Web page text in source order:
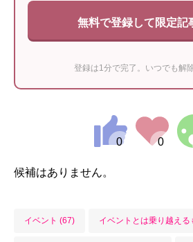
無料で登録して限定記
登録は1分で完了。いつでも解
候補はありません。
イベント (67) イベントとは乗り越える